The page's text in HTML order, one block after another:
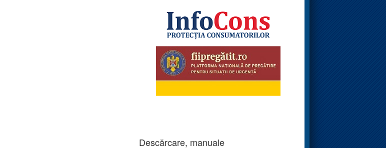
Descărcare, manuale